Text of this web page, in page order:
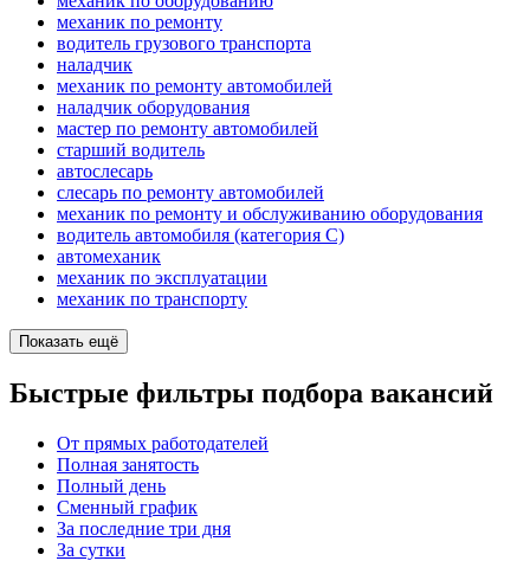
механик по ремонту
водитель грузового транспорта
наладчик
механик по ремонту автомобилей
наладчик оборудования
мастер по ремонту автомобилей
старший водитель
автослесарь
слесарь по ремонту автомобилей
механик по ремонту и обслуживанию оборудования
водитель автомобиля (категория C)
автомеханик
механик по эксплуатации
механик по транспорту
Показать ещё
Быстрые фильтры подбора вакансий
От прямых работодателей
Полная занятость
Полный день
Сменный график
За последние три дня
За сутки